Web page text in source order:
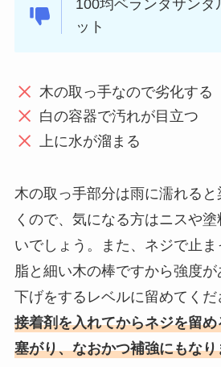
100均ベランダサンダ
ット
木の取っ手なので劣化する
白の容器で汚れが目立つ
上に水が溜まる
木の取っ手部分は雨に濡れる
くので、気になる方はニスや
いでしょう。また、ネジで止
脂と細い木の棒ですから強度
下げをするレベルに留めてくだ
接着剤を入れてからネジを留
塞がり、なおかつ補強にもなり